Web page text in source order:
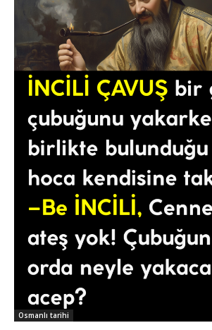
Osmanlı tarihi